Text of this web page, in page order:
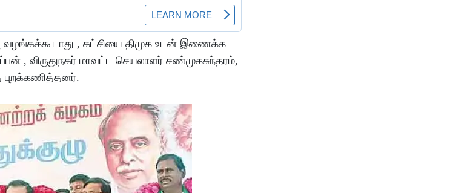
வழங்கக்கூடாது , கட்சியை திமுக உடன் இணைக்க
, விருதுநகர் மாவட்ட செயலாளர் சண்முகசுந்தரம்,
புறக்கணித்தனர்.